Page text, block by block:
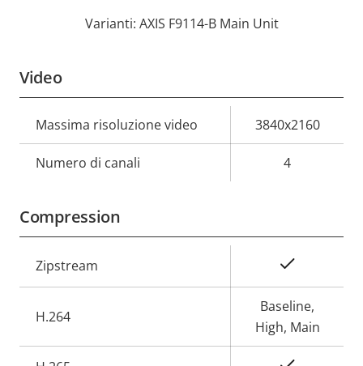
Varianti: AXIS F9114-B Main Unit
Video
Descrizione
della
proprietà
Valore
della
Massima risoluzione video 3840x2160
Numero di canali 4
Compression
Descrizione
della
della
Zipstream
H.264
Baseline,
High, Main